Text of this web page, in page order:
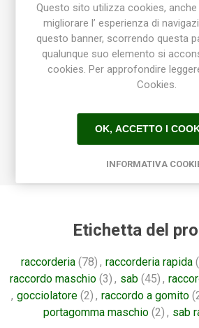
Diametro tubo: 50.8
Filettatura: 1/2" (15x21)
Forma: Gomito
Tipo: Gocciolatore, Raccordo
Dettagli del prodotto 16
Filettatura: 3/4" (20x27)
Forma: Gomito
Tipo: Gocciolatore, Raccordo
Etichetta del
raccorderia (78) , raccorderia rapida
raccordo maschio (3) , sab (45) ,
, gocciolatore (2) , raccordo a gomito
portagomma maschio (2) , sab
Questo sito utilizza cookies,
migliorare l’ esperienza di
questo banner, scorrendo questa
qualunque suo elemento si
cookies. Per approfondire
Cookies.
OK, ACCETTO I
INFORMATIVA